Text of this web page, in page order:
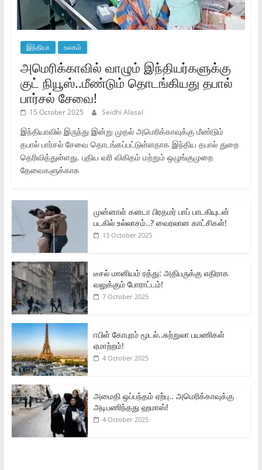
இந்தியா உலகம்
அமெரிக்காவில் வாழும் இந்தியர்களுக்கு
குட் நியூஸ்..மீண்டும் தொடங்கியது தபால்
பார்சல் சேவை!
15 October 2025 Seidhi Alasal
இந்தியாவில் இருந்து இன்று முதல் அமெரிக்காவுக்கு மீண்டும்
தபால் பார்சல் சேவை தொடங்கப்பட்டுள்ளதாக இந்திய தபால் துறை
தெரிவித்துள்ளது. புதிய வரி விகிதம் மற்றும் ஒழுங்குமுறை
தேவைகளுக்காக
முன்னாள் கனடா பிரதமர் பாப் பாடகியுடன்
படகில் உல்லாசம்..? வைரலான காட்சிகள்!
13 October 2025
டீசல் மானியம் ரத்து: அதிபருக்கு எதிராக
வலுக்கும் போராட்டம்!
7 October 2025
ஈபிள் கோபுரம் மூடல்..சுற்றுலா பயணிகள்
ஏமாற்றம்!
4 October 2025
அமைதி ஒப்பந்தம் ஏற்பு.. அமெரிக்காவுக்கு
அடிபணிந்தது ஹமாஸ்!
4 October 2025